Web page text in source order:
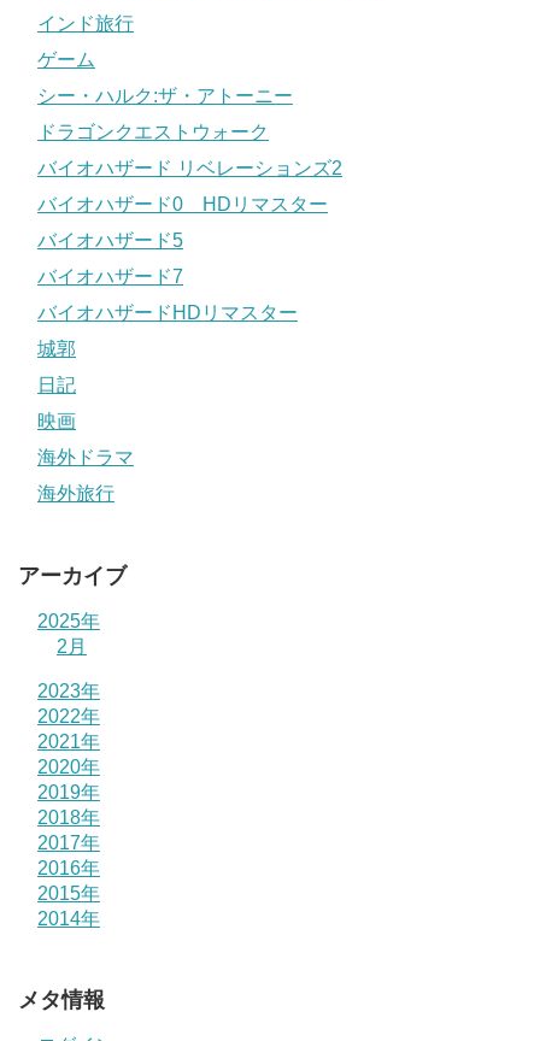
インド旅行
ゲーム
シー・ハルク:ザ・アトーニー
ドラゴンクエストウォーク
バイオハザード リベレーションズ2
バイオハザード0 HDリマスター
バイオハザード5
バイオハザード7
バイオハザードHDリマスター
城郭
日記
映画
海外ドラマ
海外旅行
アーカイブ
2025年
2月
2023年
2022年
2021年
2020年
2019年
2018年
2017年
2016年
2015年
2014年
メタ情報